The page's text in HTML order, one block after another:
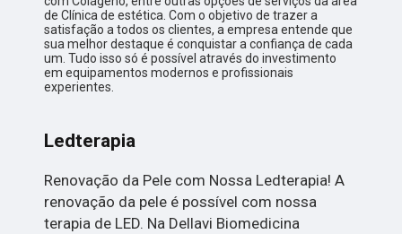
de Clínica de estética. Com o objetivo de trazer a
satisfação a todos os clientes, a empresa entende que
sua melhor destaque é conquistar a confiança de cada
um. Tudo isso só é possível através do investimento
em equipamentos modernos e profissionais
experientes.
Ledterapia
Renovação da Pele com Nossa Ledterapia! A
renovação da pele é possível com nossa
terapia de LED. Na Dellavi Biomedicina